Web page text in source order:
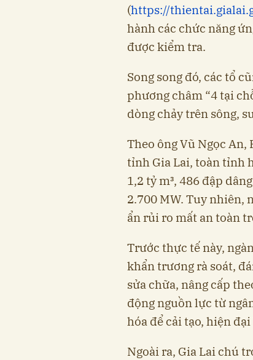
(https://
hành các chức năng
được kiểm tra.
Song song đó, các tổ
phương châm “4 tại
dòng chảy trên sông,
Theo ông Vũ Ngọc
tỉnh Gia Lai, toàn tỉnh
1,2 tỷ m³, 486 đập
2.700 MW. Tuy nhiên,
ẩn rủi ro mất an toàn
Trước thực tế này,
khẩn trương rà soát,
sửa chữa, nâng cấp
động nguồn lực từ
hóa để cải tạo, hiện
Ngoài ra, Gia Lai chú